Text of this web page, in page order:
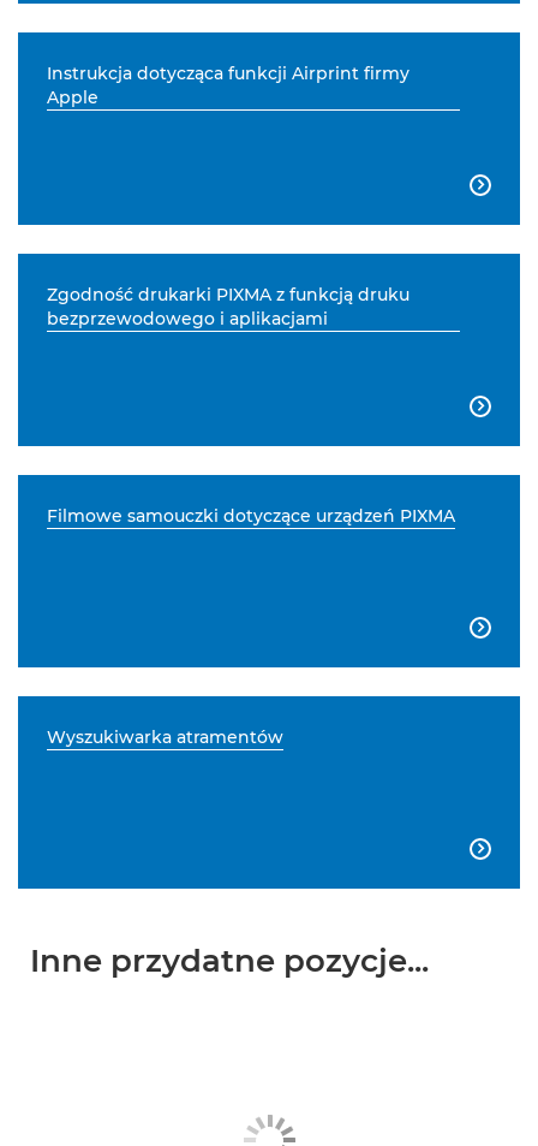
Instrukcja dotycząca funkcji Airprint firmy
Apple

Zgodność drukarki PIXMA z funkcją druku
bezprzewodowego i aplikacjami

Filmowe samouczki dotyczące urządzeń PIXMA

Wyszukiwarka atramentów

Inne przydatne pozycje...